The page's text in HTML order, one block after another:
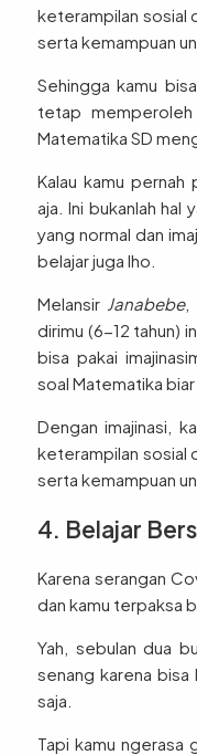
keterampilan sosial
serta kemampuan
Sehingga kamu
tetap memperoleh
Matematika SD
Kalau kamu pernah
aja. Ini bukanlah hal
yang normal dan
belajar juga lho.
Melansir Janabebe,
dirimu (6-12 tahun)
bisa pakai
soal Matematika
Dengan imajinasi,
keterampilan sosial
serta kemampuan
4. Belajar
Karena serangan
dan kamu terpaksa
Yah, sebulan dua
senang karena bisa
saja.
Tapi kamu ngerasa